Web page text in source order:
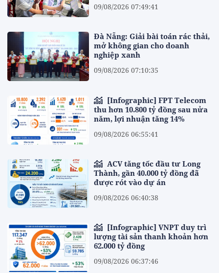
09/08/2026 07:49:41
Đà Nẵng: Giải bài toán rác thải,
mở không gian cho doanh
nghiệp xanh
09/08/2026 07:10:35
thu hơn 10.800 tỷ đồng sau nửa
năm, lợi nhuận tăng 14%
09/08/2026 06:55:41
ACV tăng tốc đầu tư Long
Thành, gần 40.000 tỷ đồng đã
được rót vào dự án
09/08/2026 06:40:38
lượng tài sản thanh khoản hơn
62.000 tỷ đồng
09/08/2026 06:37:46